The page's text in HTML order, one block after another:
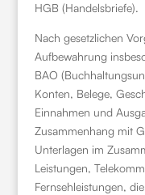
HGB (Handelsbriefe).
Nach gesetzlichen
Aufbewahrung
BAO
Konten, Belege,
Einnahmen und
Zusammenhang mit
Unterlagen im
Leistungen,
Fernsehleistungen,